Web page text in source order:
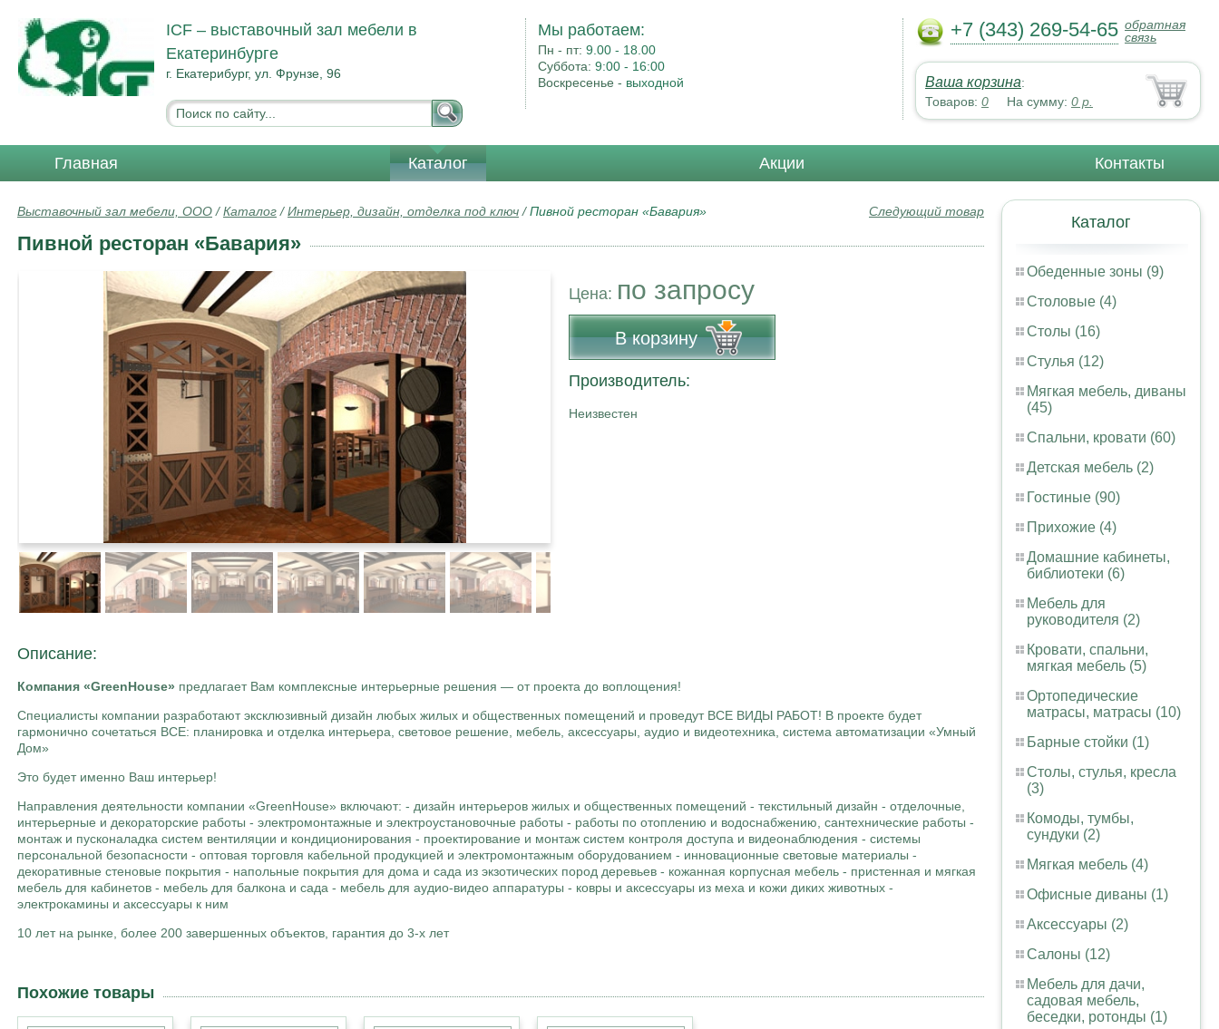
ICF – выставочный зал мебели в
Екатеринбурге
г. Екатерибург, ул. Фрунзе, 96
Мы работаем:
Пн - пт:9.00 - 18.00
Суббота:9:00 - 16:00
Воскресенье - выходной
+7 (343) 269-54-65 обратная
связь
Ваша корзина:
Товаров: 0 На сумму: 0 р.
Главная Каталог Акции Контакты
Каталог
Обеденные зоны (9)
Столовые (4)
Столы (16)
Стулья (12)
Мягкая мебель, диваны
(45)
Спальни, кровати (60)
Детская мебель (2)
Гостиные (90)
Прихожие (4)
Домашние кабинеты,
библиотеки (6)
Мебель для
руководителя (2)
Кровати, спальни,
мягкая мебель (5)
Ортопедические
матрасы, матрасы (10)
Барные стойки (1)
Столы, стулья, кресла
(3)
Комоды, тумбы,
сундуки (2)
Мягкая мебель (4)
Офисные диваны (1)
Аксессуары (2)
Салоны (12)
Мебель для дачи,
садовая мебель,
беседки, ротонды (1)
Следующий товар
Выставочный зал мебели, ООО /Каталог /Интерьер, дизайн, отделка под ключ /Пивной ресторан «Бавария»
Пивной ресторан «Бавария»
Цена: по запросу
В корзину
Производитель:
Неизвестен
Описание:
Компания «GreenHouse» предлагает Вам комплексные интерьерные решения — от проекта до воплощения!
Специалисты компании разработают эксклюзивный дизайн любых жилых и общественных помещений и проведут ВСЕ ВИДЫ РАБОТ! В проекте будет
гармонично сочетаться ВСЕ: планировка и отделка интерьера, световое решение, мебель, аксессуары, аудио и видеотехника, система автоматизации «Умный
Дом»
Это будет именно Ваш интерьер!
Направления деятельности компании «GreenHouse» включают: - дизайн интерьеров жилых и общественных помещений - текстильный дизайн - отделочные,
интерьерные и декораторские работы - электромонтажные и электроустановочные работы - работы по отоплению и водоснабжению, сантехнические работы -
монтаж и пусконаладка систем вентиляции и кондиционирования - проектирование и монтаж систем контроля доступа и видеонаблюдения - системы
персональной безопасности - оптовая торговля кабельной продукцией и электромонтажным оборудованием - инновационные световые материалы -
декоративные стеновые покрытия - напольные покрытия для дома и сада из экзотических пород деревьев - кожанная корпусная мебель - пристенная и мягкая
мебель для кабинетов - мебель для балкона и сада - мебель для аудио-видео аппаратуры - ковры и аксессуары из меха и кожи диких животных -
электрокамины и аксессуары к ним
10 лет на рынке, более 200 завершенных объектов, гарантия до 3-х лет
Похожие товары